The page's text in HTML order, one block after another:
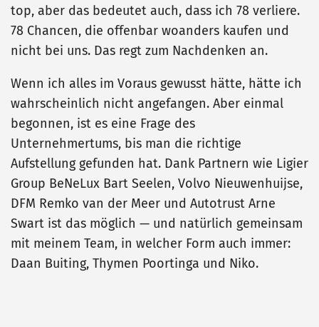
top, aber das bedeutet auch, dass ich 78 verliere.
78 Chancen, die offenbar woanders kaufen und
nicht bei uns. Das regt zum Nachdenken an.
Wenn ich alles im Voraus gewusst hätte, hätte ich
wahrscheinlich nicht angefangen. Aber einmal
begonnen, ist es eine Frage des
Unternehmertums, bis man die richtige
Aufstellung gefunden hat. Dank Partnern wie Ligier
Group BeNeLux Bart Seelen, Volvo Nieuwenhuijse,
DFM Remko van der Meer und Autotrust Arne
Swart ist das möglich — und natürlich gemeinsam
mit meinem Team, in welcher Form auch immer:
Daan Buiting, Thymen Poortinga und Niko.